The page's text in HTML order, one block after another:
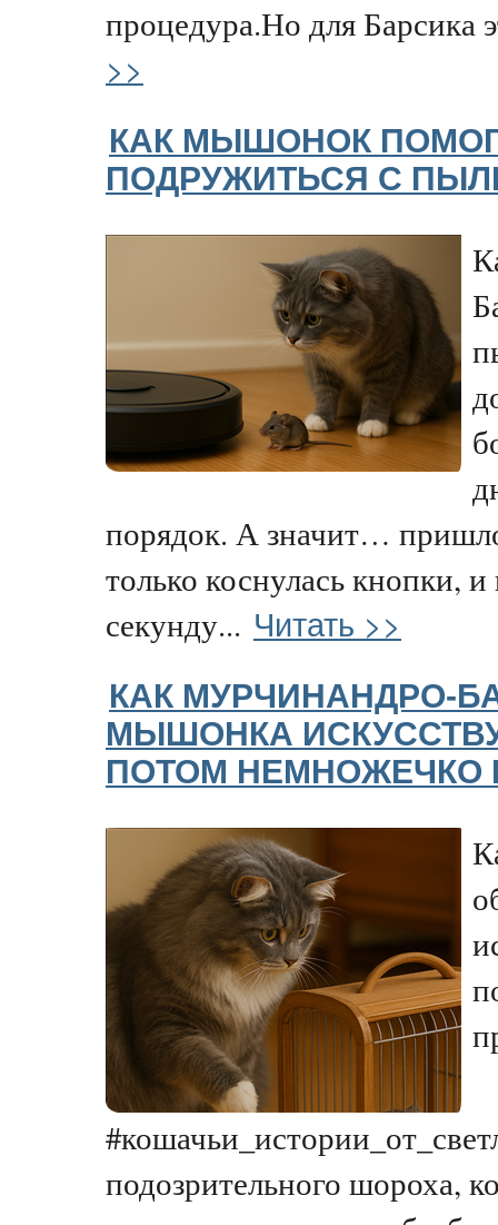
процедура.Но для Барсика
>>
КАК МЫШОНОК
ПОДРУЖИТЬСЯ С
порядок. А значит…
только коснулась кнопки,
секунду... Читать >>
КАК МУРЧИНАНДРО-
МЫШОНКА
ПОТОМ НЕМНОЖЕЧКО
подозрительного шороха,